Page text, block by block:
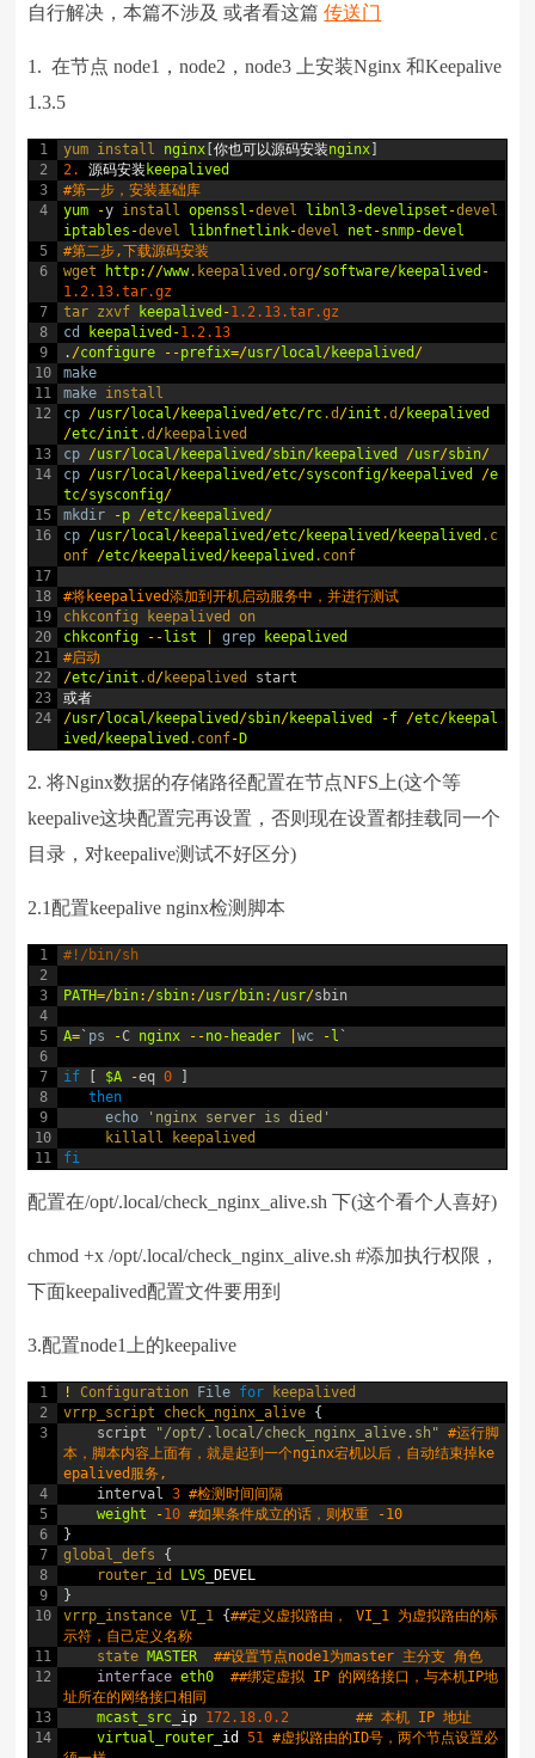
自行解决，本篇不涉及 或者看这篇传送门
1. 在节点 node1，node2，node3 上安装Nginx 和Keepalive
1.3.5
1
2
3
4
5
6
7
8
9
10
11
12
13
14
15
16
17
18
19
20
21
22
23
24
yum install nginx [你也可以源码安装nginx
2.
源码安装 keepalived
#第一步，安装基础库
yum
-y install openssl -devel libnl3-develipset -
iptables -devel libnfnetlink-devel net -snmp-devel
#第二步,下载源码安装
wget
http: //www.keepalived .org/software/keepalived -
1.2.13.tar.gz
tar zxvf keepalived -1.2.13.tar.gz
cd
keepalived -1.2.13
. /configure --prefix=/usr/local/keepalived /
make
make install
cp /usr/local/keepalived /etc/rc.d /init .d /keepalived
/etc/init .d /keepalived
cp /usr/local/keepalived /sbin/keepalived /usr/sbin/
cp /usr/local/keepalived /etc/sysconfig/keepalived /e
tc/sysconfig/
mkdir
-p /etc/keepalived /
cp /usr/local/keepalived /etc/keepalived /keepalived .c
onf /etc/keepalived /keepalived .conf
#将keepalived添加到开机启动服务中，并进行测试
chkconfig
keepalived on
chkconfig
-- list grep
keepalived
#启动
/etc/init .d /keepalived start
或者
/usr/local/keepalived /sbin/keepalived -f /etc/keepal
ived /keepalived .conf- D
2. 将Nginx数据的存储路径配置在节点NFS上(这个等
keepalive这块配置完再设置，否则现在设置都挂载同一个
目录，对keepalive测试不好区分)
2.1配置keepalive nginx检测脚本
1
2
3
4
5
6
7
8
9
10
11
#!/bin/sh
PATH=/bin: /sbin: /usr/bin: /usr/sbin
A= ` ps -C nginx --no- header |wc - l `
if $A -eq 0
then
echo
'nginx server is died'
killall
keepalived
fi
配置在/opt/.local/check_nginx_alive.sh 下(这个看个人喜好)
chmod +x /opt/.local/check_nginx_alive.sh #添加执行权限，
下面keepalived配置文件要用到
3.配置node1上的keepalive
1
2
3
4
5
6
7
8
9
10
11
12
13
14
! Configuration File for
keepalived
vrrp_script
check_nginx_alive {
script
"/opt/.local/check_nginx_alive.sh"
#运行脚
本，脚本内容上面有，就是起到一个nginx宕机以后，自动结束掉ke
epalived服务,
interval
3 #检测时间间隔
weight
-10 #如果条件成立的话，则权重 -10
}
global_defs
{
router_id
LVS
DEVEL
}
vrrp_instance VI_1 {##定义虚拟路由， VI_1 为虚拟路由的标
示符，自己定义名称
state MASTER
##设置节点node1为master 主分支 角色
interface eth0
##绑定虚拟 IP 的网络接口，与本机IP地
址所在的网络接口相同
mcast_src ip 172.18.0.2
## 本机 IP 地址
virtual_router id 51 #虚拟路由的ID号，两个节点设置必